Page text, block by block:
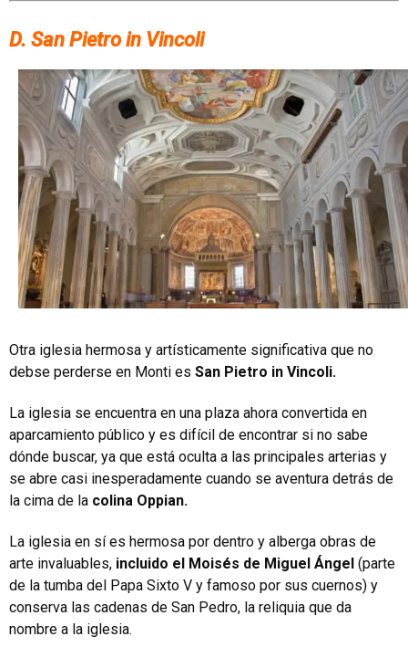
D. San Pietro in Vincoli
Otra iglesia hermosa y artísticamente significativa que no
debse perderse en Monti es San Pietro in Vincoli.
La iglesia se encuentra en una plaza ahora convertida en
aparcamiento público y es difícil de encontrar si no sabe
dónde buscar, ya que está oculta a las principales arterias y
se abre casi inesperadamente cuando se aventura detrás de
la cima de la colina Oppian.
La iglesia en sí es hermosa por dentro y alberga obras de
arte invaluables, incluido el Moisés de Miguel Ángel (parte
de la tumba del Papa Sixto V y famoso por sus cuernos) y
conserva las cadenas de San Pedro, la reliquia que da
nombre a la iglesia.